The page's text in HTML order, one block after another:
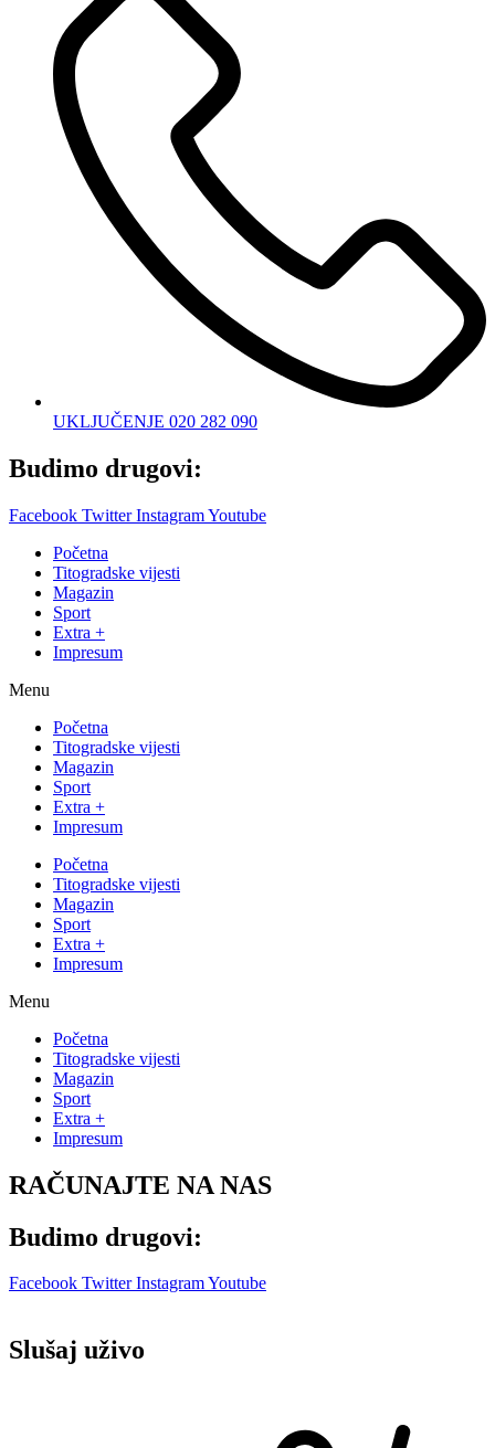
UKLJUČENJE 020 282 090
Budimo drugovi:
Facebook Twitter InstagramYoutube
Početna
Titogradske vijesti
Magazin
Sport
Extra +
Impresum
Menu
Početna
Titogradske vijesti
Magazin
Sport
Extra +
Impresum
Početna
Titogradske vijesti
Magazin
Sport
Extra +
Impresum
Menu
Početna
Titogradske vijesti
Magazin
Sport
Extra +
Impresum
RAČUNAJTE NA NAS
Budimo drugovi:
Facebook Twitter InstagramYoutube
Slušaj uživo